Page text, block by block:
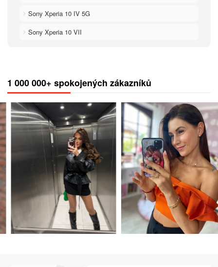
Sony Xperia 10 IV 5G
Sony Xperia 10 VII
1 000 000+ spokojených zákazníků